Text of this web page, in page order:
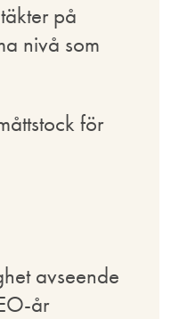
på
nivå som
för
avseende
år